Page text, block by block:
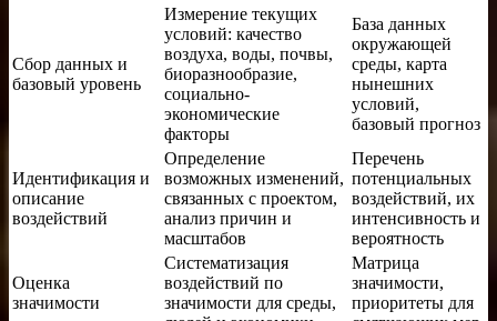
Сбор данных и
базовый уровень
Измерение текущих
условий: качество
воздуха, воды, почвы,
биоразнообразие,
социально-
экономические
факторы
База данных
окружающей
среды, карта
нынешних
условий,
базовый прогноз
Идентификация и
описание
воздействий
Определение
возможных изменений,
связанных с проектом,
анализ причин и
масштабов
Перечень
потенциальных
воздействий, их
интенсивность и
вероятность
Оценка
значимости
Систематизация
воздействий по
значимости для среды,
Матрица
значимости,
приоритеты для